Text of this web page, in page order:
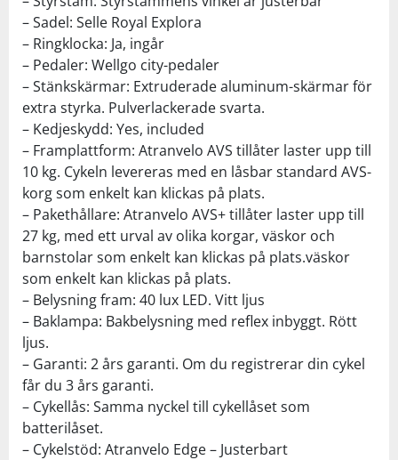
– Sadel: Selle Royal Explora
– Ringklocka: Ja, ingår
– Pedaler: Wellgo city-pedaler
– Stänkskärmar: Extruderade aluminum-skärmar för
extra styrka. Pulverlackerade svarta.
– Kedjeskydd: Yes, included
– Framplattform: Atranvelo AVS tillåter laster upp till
10 kg. Cykeln levereras med en låsbar standard AVS-
korg som enkelt kan klickas på plats.
– Pakethållare: Atranvelo AVS+ tillåter laster upp till
27 kg, med ett urval av olika korgar, väskor och
barnstolar som enkelt kan klickas på plats.väskor
som enkelt kan klickas på plats.
– Belysning fram: 40 lux LED. Vitt ljus
– Baklampa: Bakbelysning med reflex inbyggt. Rött
ljus.
– Garanti: 2 års garanti. Om du registrerar din cykel
får du 3 års garanti.
– Cykellås: Samma nyckel till cykellåset som
batterilåset.
– Cykelstöd: Atranvelo Edge – Justerbart